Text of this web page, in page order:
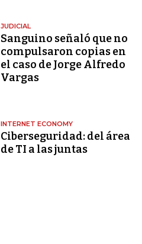
JUDICIAL
Sanguino señaló que no
compulsaron copias en
el caso de Jorge Alfredo
Vargas
INTERNET ECONOMY
Ciberseguridad: del área
de TI a las juntas